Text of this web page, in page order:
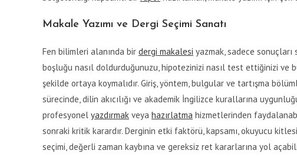
Makale Yazımı ve Dergi Seçimi Sanatı
Fen bilimleri alanında bir dergi makalesi yazmak, sadece
boşluğu nasıl doldurduğunuzu, hipotezinizi nasıl test ettiğinizi ve
şekilde ortaya koymalıdır. Giriş, yöntem, bulgular ve tartışma
sürecinde, dilin akıcılığı ve akademik İngilizce kurallarına
profesyonel yazdırmak veya hazırlatma hizmetlerinden
sonraki kritik karardır. Derginin etki faktörü, kapsamı, okuyucu
seçimi, değerli zaman kaybına ve gereksiz ret kararlarına yol